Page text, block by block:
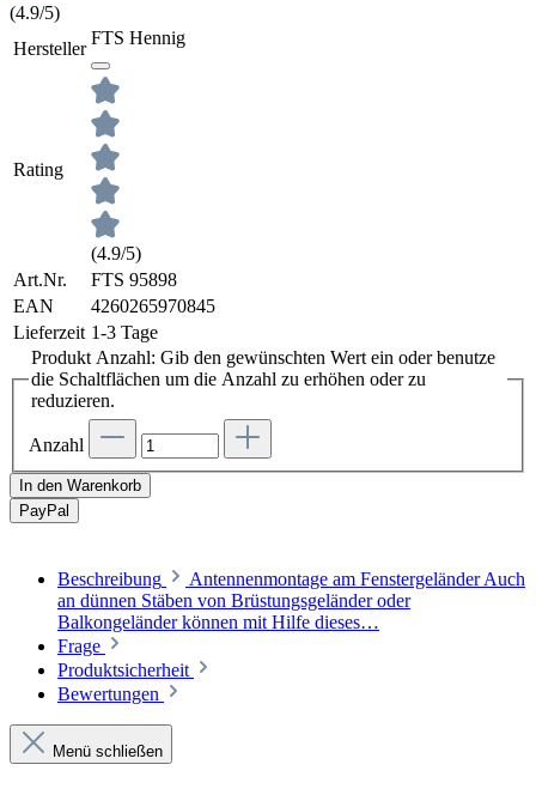
(4.9/5)
Hersteller
FTS Hennig
Rating
(4.9/5)
Art.Nr.
FTS 95898
EAN
4260265970845
Lieferzeit 1-3 Tage
Produkt Anzahl: Gib den gewünschten Wert ein oder benutze
die Schaltflächen um die Anzahl zu erhöhen oder zu
reduzieren.
Anzahl
In den Warenkorb
PayPal
Beschreibung
Antennenmontage am Fenstergeländer Auch
an dünnen Stäben von Brüstungsgeländer oder
Balkongeländer können mit Hilfe dieses…
Frage
Produktsicherheit
Bewertungen
Menü schließen